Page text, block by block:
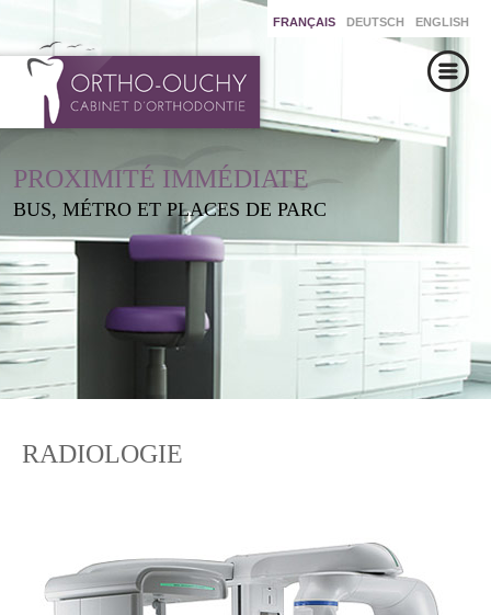
FRANÇAIS DEUTSCH ENGLISH
PROXIMITÉ IMMÉDIATE
BUS, MÉTRO ET PLACES DE PARC
RADIOLOGIE